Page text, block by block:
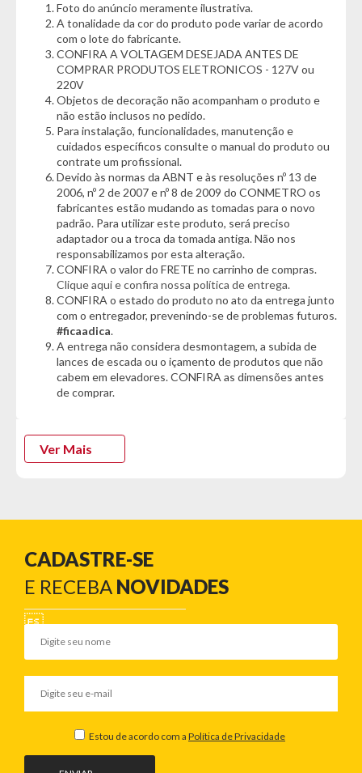
- Cores Sortidas
Características:
- 01 Unidade Flutuador(Cor Sortida)
Dimensões:
- Diâmetro: 6,5cm
- Comprimento: 165cm
*Garantia do Fornecedor: 3 Meses
Foto do anúncio meramente ilustrativa.
A tonalidade da cor do produto pode variar de acordo
com o lote do fabricante.
CONFIRA A VOLTAGEM DESEJADA ANTES DE
COMPRAR PRODUTOS ELETRONICOS - 127V ou
220V
Objetos de decoração não acompanham o produto e
não estão inclusos no pedido.
Para instalação, funcionalidades, manutenção e
cuidados específicos consulte o manual do produto ou
contrate um profissional.
Devido às normas da ABNT e às resoluções nº 13 de
2006, nº 2 de 2007 e nº 8 de 2009 do CONMETRO os
fabricantes estão mudando as tomadas para o novo
padrão. Para utilizar este produto, será preciso
adaptador ou a troca da tomada antiga. Não nos
responsabilizamos por esta alteração.
CONFIRA o valor do FRETE no carrinho de compras.
Clique aqui e confira nossa política de entrega.
CONFIRA o estado do produto no ato da entrega junto
com o entregador, prevenindo-se de problemas futuros.
#ficaadica.
A entrega não considera desmontagem, a subida de
lances de escada ou o içamento de produtos que não
cabem em elevadores. CONFIRA as dimensões antes
de comprar.
Ver Mais
CADASTRE-SE
E RECEBA NOVIDADES
Estou de acordo com a Política de Privacidade